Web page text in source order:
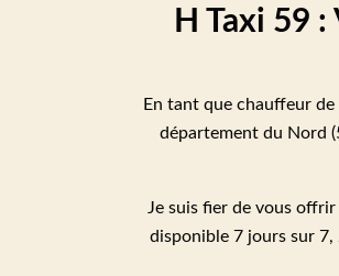
H Taxi 59
En tant que chauffeur
département du Nord
Je suis fier de vous
disponible 7 jours sur